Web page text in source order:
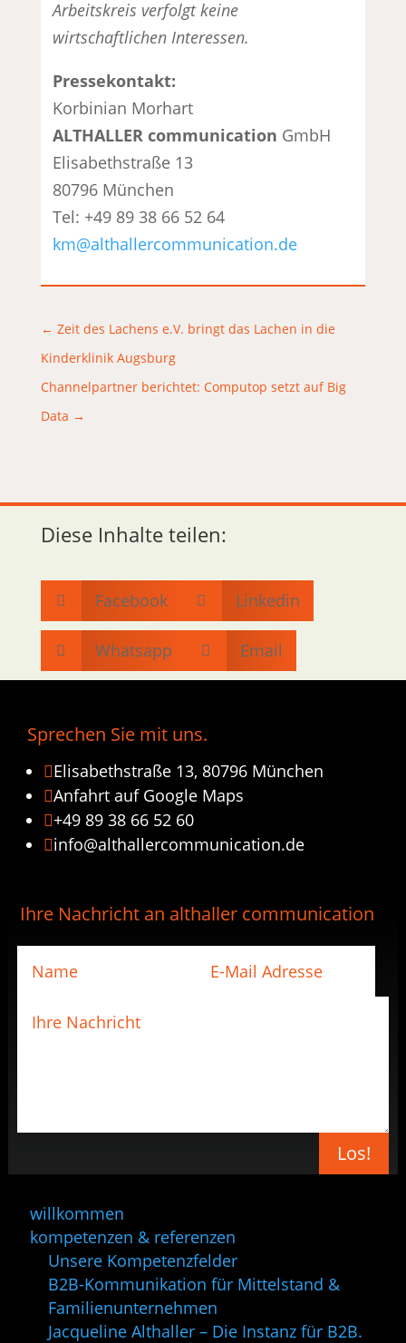
Arbeitskreis verfolgt keine
wirtschaftlichen Interessen.
Pressekontakt:
Korbinian Morhart
ALTHALLER communication GmbH
Elisabethstraße 13
80796 München
Tel: +49 89 38 66 52 64
km@althallercommunication.de
← Zeit des Lachens e.V. bringt das Lachen in die
Kinderklinik Augsburg
Channelpartner berichtet: Computop setzt auf Big
Data →
Diese Inhalte teilen:
 Facebook  Linkedin
 Whatsapp  Email
Sprechen Sie mit uns.
Elisabethstraße 13, 80796 München
Anfahrt auf Google Maps
+49 89 38 66 52 60
info@althallercommunication.de
Ihre Nachricht an althaller communication
Los!
willkommen
kompetenzen & referenzen
Unsere Kompetenzfelder
B2B-Kommunikation für Mittelstand &
Familienunternehmen
Jacqueline Althaller – Die Instanz für B2B.